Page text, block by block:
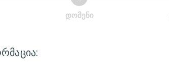
დომენი